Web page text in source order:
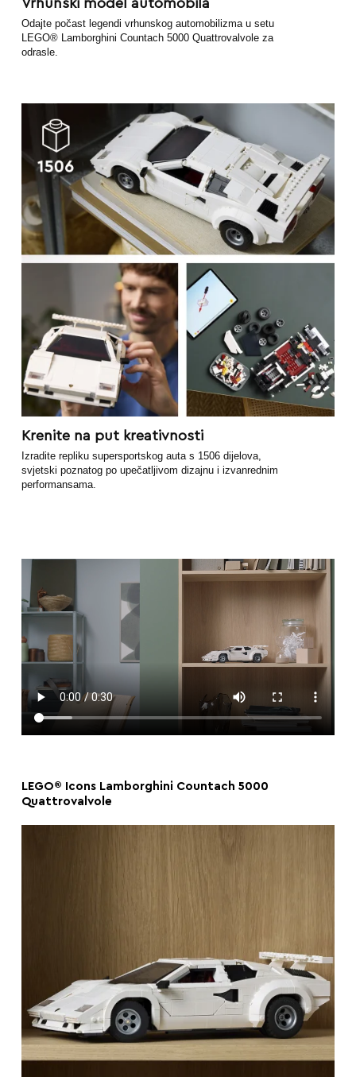
Vrhunski model automobila
Odajte počast legendi vrhunskog automobilizma u setu
LEGO® Lamborghini Countach 5000 Quattrovalvole za
odrasle.
Krenite na put kreativnosti
Izradite repliku supersportskog auta s 1506 dijelova,
svjetski poznatog po upečatljivom dizajnu i izvanrednim
performansama.
LEGO® Icons Lamborghini Countach 5000
Quattrovalvole